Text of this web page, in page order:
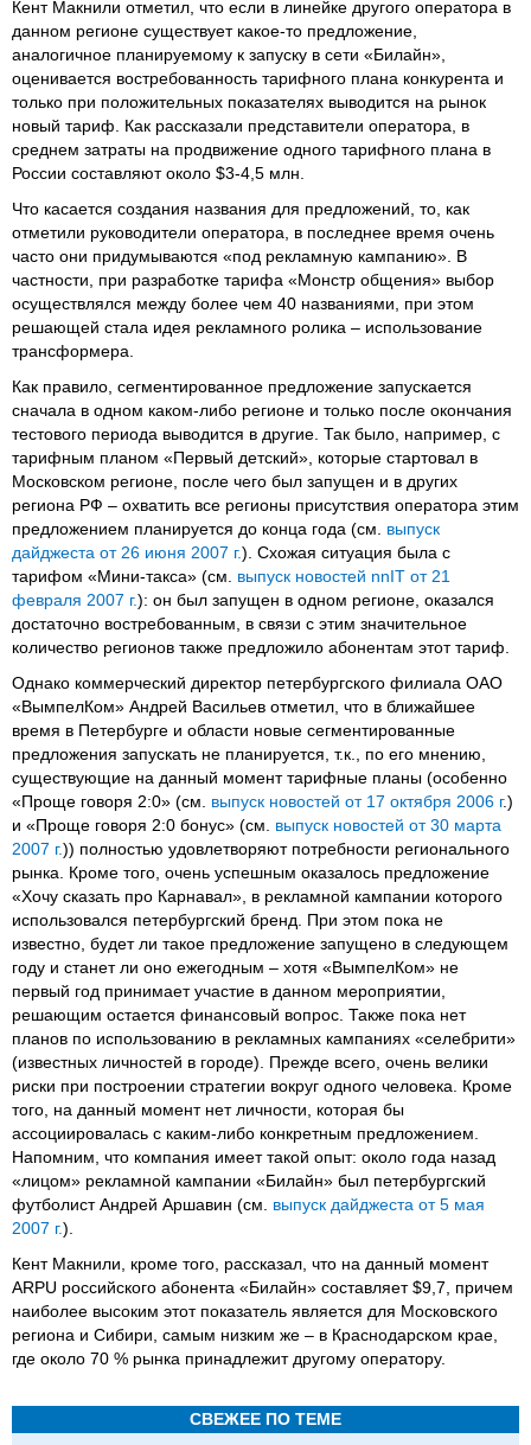
Кент Макнили отметил, что если в линейке другого оператора в
данном регионе существует какое-то предложение,
аналогичное планируемому к запуску в сети «Билайн»,
оценивается востребованность тарифного плана конкурента и
только при положительных показателях выводится на рынок
новый тариф. Как рассказали представители оператора, в
среднем затраты на продвижение одного тарифного плана в
России составляют около $3-4,5 млн.
Что касается создания названия для предложений, то, как
отметили руководители оператора, в последнее время очень
часто они придумываются «под рекламную кампанию». В
частности, при разработке тарифа «Монстр общения» выбор
осуществлялся между более чем 40 названиями, при этом
решающей стала идея рекламного ролика – использование
трансформера.
Как правило, сегментированное предложение запускается
сначала в одном каком-либо регионе и только после окончания
тестового периода выводится в другие. Так было, например, с
тарифным планом «Первый детский», которые стартовал в
Московском регионе, после чего был запущен и в других
региона РФ – охватить все регионы присутствия оператора этим
предложением планируется до конца года (см. выпуск
дайджеста от 26 июня 2007 г.). Схожая ситуация была с
тарифом «Мини-такса» (см. выпуск новостей nnIT от 21
февраля 2007 г.): он был запущен в одном регионе, оказался
достаточно востребованным, в связи с этим значительное
количество регионов также предложило абонентам этот тариф.
Однако коммерческий директор петербургского филиала ОАО
«ВымпелКом» Андрей Васильев отметил, что в ближайшее
время в Петербурге и области новые сегментированные
предложения запускать не планируется, т.к., по его мнению,
существующие на данный момент тарифные планы (особенно
«Проще говоря 2:0» (см. выпуск новостей от 17 октября 2006 г.)
и «Проще говоря 2:0 бонус» (см. выпуск новостей от 30 марта
2007 г.)) полностью удовлетворяют потребности регионального
рынка. Кроме того, очень успешным оказалось предложение
«Хочу сказать про Карнавал», в рекламной кампании которого
использовался петербургский бренд. При этом пока не
известно, будет ли такое предложение запущено в следующем
году и станет ли оно ежегодным – хотя «ВымпелКом» не
первый год принимает участие в данном мероприятии,
решающим остается финансовый вопрос. Также пока нет
планов по использованию в рекламных кампаниях «селебрити»
(известных личностей в городе). Прежде всего, очень велики
риски при построении стратегии вокруг одного человека. Кроме
того, на данный момент нет личности, которая бы
ассоциировалась с каким-либо конкретным предложением.
Напомним, что компания имеет такой опыт: около года назад
«лицом» рекламной кампании «Билайн» был петербургский
футболист Андрей Аршавин (см. выпуск дайджеста от 5 мая
2007 г.).
Кент Макнили, кроме того, рассказал, что на данный момент
ARPU российского абонента «Билайн» составляет $9,7, причем
наиболее высоким этот показатель является для Московского
региона и Сибири, самым низким же – в Краснодарском крае,
где около 70 % рынка принадлежит другому оператору.
СВЕЖЕЕ ПО ТЕМЕ